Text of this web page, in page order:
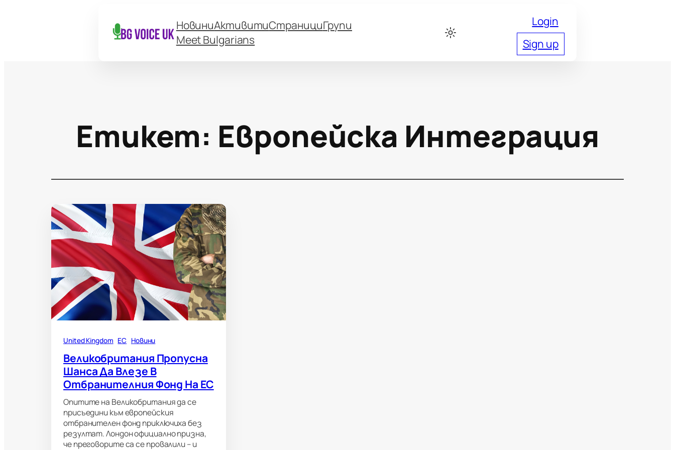
НовиниАктивитиСтранициГрупи
Meet Bulgarians
Login
Sign up
Етикет: Европейска Интеграция
United Kingdom ЕС Новини
Великобритания Пропусна
Шанса Да Влезе В
Отбранителния Фонд На ЕС
Опитите на Великобритания да се
присъедини към европейския
отбранителен фонд приключиха без
резултат. Лондон официално призна,
че преговорите са се провалили – и